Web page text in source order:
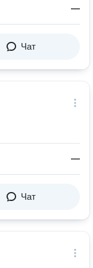
—
Чат
—
Чат